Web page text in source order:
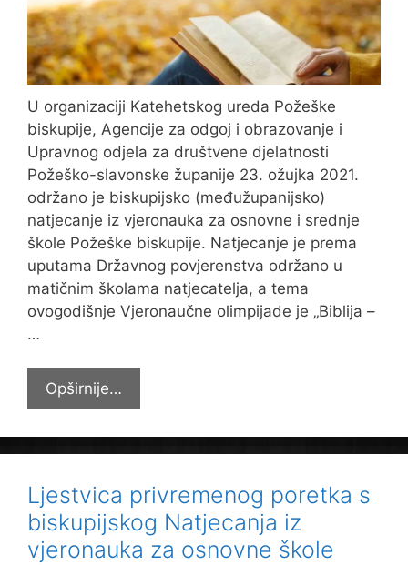
U organizaciji Katehetskog ureda Požeške
biskupije, Agencije za odgoj i obrazovanje i
Upravnog odjela za društvene djelatnosti
Požeško-slavonske županije 23. ožujka 2021.
održano je biskupijsko (međužupanijsko)
natjecanje iz vjeronauka za osnovne i srednje
škole Požeške biskupije. Natjecanje je prema
uputama Državnog povjerenstva održano u
matičnim školama natjecatelja, a tema
ovogodišnje Vjeronaučne olimpijade je „Biblija –
…
Opširnije…
biskupijskog
Natjecanja
iz
za
osnovne
i
Ljestvica privremenog poretka s
biskupijskog Natjecanja iz
vjeronauka za osnovne škole